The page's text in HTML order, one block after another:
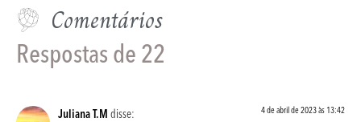
Comentários
Respostas de 22
Juliana T.M disse: 4 de abril de 2023 às 13:42